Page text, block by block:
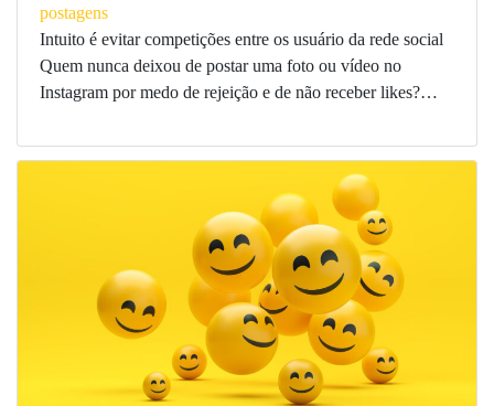
postagens
Intuito é evitar competições entre os usuário da rede social
Quem nunca deixou de postar uma foto ou vídeo no
Instagram por medo de rejeição e de não receber likes?…